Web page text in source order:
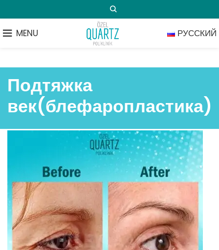
MENU РУССКИЙ
Подтяжка
век(блефаропластика)